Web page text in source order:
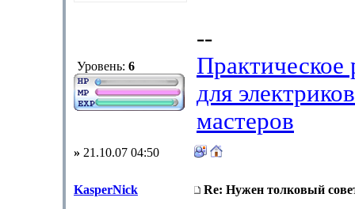
Уровень: 6
--
Практическое
для
мастеров
» 21.10.07 04:50
KasperNick Re: Нужен толковый